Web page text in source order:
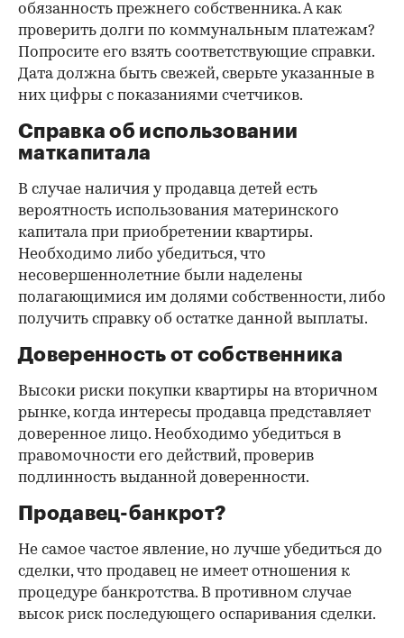
обязанность прежнего собственника. А как
проверить долги по коммунальным платежам?
Попросите его взять соответствующие справки.
Дата должна быть свежей, сверьте указанные в
них цифры с показаниями счетчиков.
Справка об использовании
маткапитала
В случае наличия у продавца детей есть
вероятность использования материнского
капитала при приобретении квартиры.
Необходимо либо убедиться, что
несовершеннолетние были наделены
полагающимися им долями собственности, либо
получить справку об остатке данной выплаты.
Доверенность от собственника
Высоки риски покупки квартиры на вторичном
рынке, когда интересы продавца представляет
доверенное лицо. Необходимо убедиться в
правомочности его действий, проверив
подлинность выданной доверенности.
Продавец-банкрот?
Не самое частое явление, но лучше убедиться до
сделки, что продавец не имеет отношения к
процедуре банкротства. В противном случае
высок риск последующего оспаривания сделки.